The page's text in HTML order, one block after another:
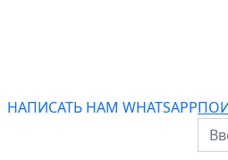
НАПИСАТЬ НАМ WHATSAPP